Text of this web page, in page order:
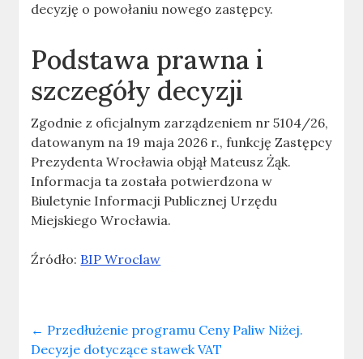
decyzję o powołaniu nowego zastępcy.
Podstawa prawna i
szczegóły decyzji
Zgodnie z oficjalnym zarządzeniem nr 5104/26,
datowanym na 19 maja 2026 r., funkcję Zastępcy
Prezydenta Wrocławia objął Mateusz Żąk.
Informacja ta została potwierdzona w
Biuletynie Informacji Publicznej Urzędu
Miejskiego Wrocławia.
Źródło: BIP Wroclaw
← Przedłużenie programu Ceny Paliw Niżej.
Decyzje dotyczące stawek VAT